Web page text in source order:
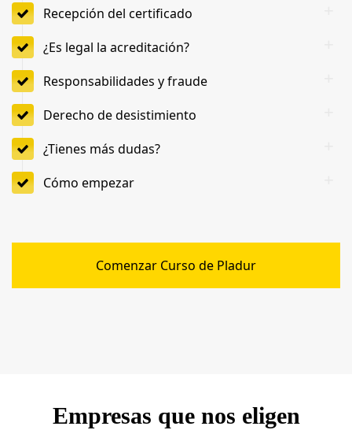
Recepción del certificado
¿Es legal la acreditación?
Responsabilidades y fraude
Derecho de desistimiento
¿Tienes más dudas?
Cómo empezar
Comenzar Curso de Pladur
Empresas que nos eligen